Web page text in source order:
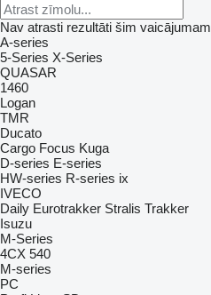
Nav atrasti rezultāti šim vaicājumam
A-series
5-Series X-Series
QUASAR
1460
Logan
TMR
Ducato
Cargo Focus Kuga
D-series E-series
HW-series R-series ix
IVECO
Daily Eurotrakker Stralis Trakker
Isuzu
M-Series
4CX 540
M-series
PC